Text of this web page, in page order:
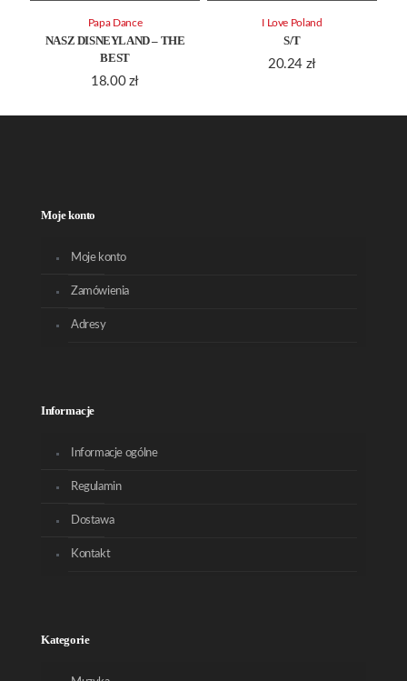
NASZ DISNEYLAND – THE
BEST
18.00 zł
Papa Dance
S/T
20.24 zł
I Love Poland
Moje konto
Moje konto
Zamówienia
Adresy
Informacje
Informacje ogólne
Regulamin
Dostawa
Kontakt
Kategorie